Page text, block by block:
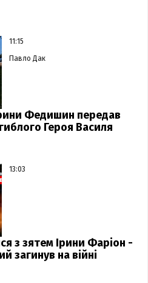
11:15
Павло Дак
Федишин передав
Героя Василя
13:03
з зятем Ірини Фаріон -
загинув на війні